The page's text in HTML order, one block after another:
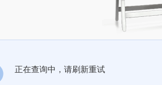
正在查询中，请刷新重试